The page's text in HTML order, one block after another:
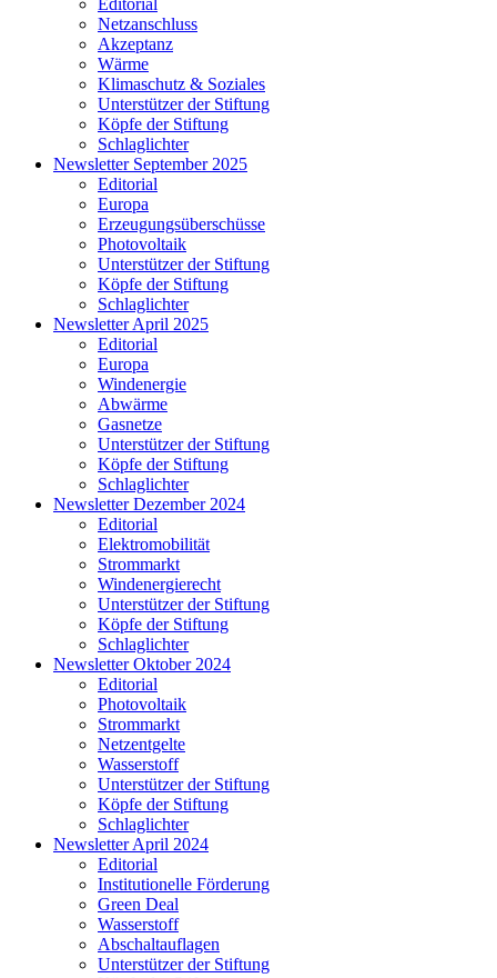
Netzanschluss
Akzeptanz
Wärme
Klimaschutz & Soziales
Unterstützer der Stiftung
Köpfe der Stiftung
Schlaglichter
Newsletter September 2025
Editorial
Europa
Erzeugungsüberschüsse
Photovoltaik
Unterstützer der Stiftung
Köpfe der Stiftung
Schlaglichter
Newsletter April 2025
Editorial
Europa
Windenergie
Abwärme
Gasnetze
Unterstützer der Stiftung
Köpfe der Stiftung
Schlaglichter
Newsletter Dezember 2024
Editorial
Elektromobilität
Strommarkt
Windenergierecht
Unterstützer der Stiftung
Köpfe der Stiftung
Schlaglichter
Newsletter Oktober 2024
Editorial
Photovoltaik
Strommarkt
Netzentgelte
Wasserstoff
Unterstützer der Stiftung
Köpfe der Stiftung
Schlaglichter
Newsletter April 2024
Editorial
Institutionelle Förderung
Green Deal
Wasserstoff
Abschaltauflagen
Unterstützer der Stiftung